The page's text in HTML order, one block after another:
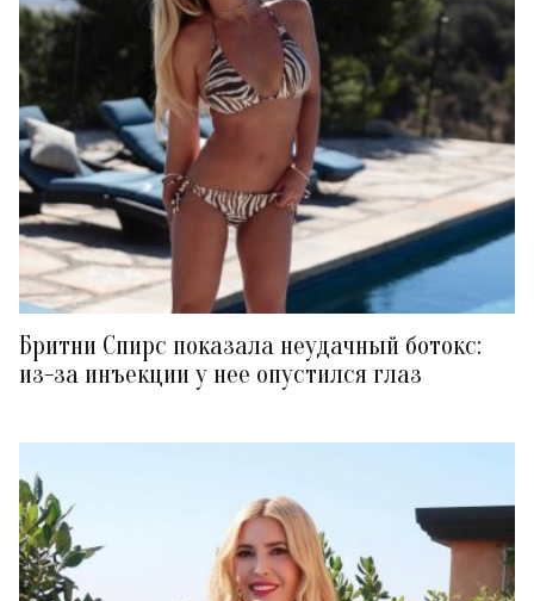
Бритни Спирс показала неудачный ботокс:
из-за инъекции у нее опустился глаз